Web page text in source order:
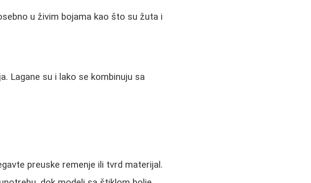
u živim bojama kao što su žuta i
Lagane su i lako se kombinuju sa
preuske remenje ili tvrd materijal.